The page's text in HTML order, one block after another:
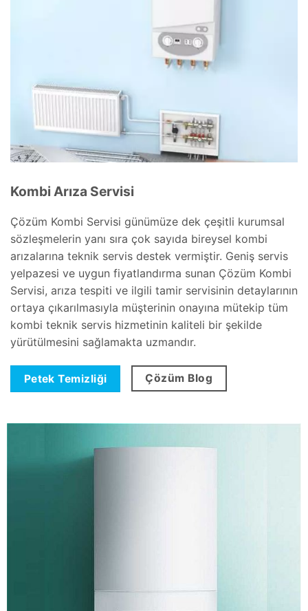
Kombi Arıza Servisi
Çözüm Kombi Servisi günümüze dek çeşitli kurumsal
sözleşmelerin yanı sıra çok sayıda bireysel kombi
arızalarına teknik servis destek vermiştir. Geniş servis
yelpazesi ve uygun fiyatlandırma sunan Çözüm Kombi
Servisi, arıza tespiti ve ilgili tamir servisinin detaylarının
ortaya çıkarılmasıyla müşterinin onayına mütekip tüm
kombi teknik servis hizmetinin kaliteli bir şekilde
yürütülmesini sağlamakta uzmandır.
Petek Temizliği Çözüm Blog